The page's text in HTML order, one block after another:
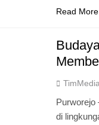
Read More
Purworejo
di